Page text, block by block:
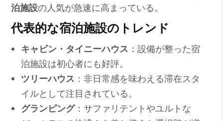
泊施設の人気が急速に高まっている。
代表的な宿泊施設のトレンド
キャビン・タイニーハウス ：設備が整った宿
泊施設は初心者にも好評。
ツリーハウス ：非日常感を味わえる滞在スタ
イルとして注目されている。
グランピング：サファリテントやユルトな